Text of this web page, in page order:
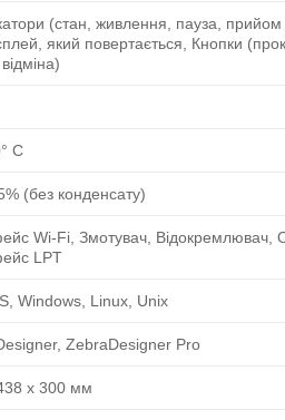
(стан, живлення, пауза,
який повертається, Кнопки
C
(без конденсату)
Wi-Fi, Змотувач, Відокремлювач,
LPT
Windows, Linux, Unix
ZebraDesigner Pro
x 300 мм